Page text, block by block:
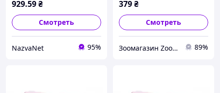
929.59₴
Смотреть
NazvaNet 95%
379₴
Смотреть
Зоомагазин Zoo-expert. Быстрая отправка. 89%